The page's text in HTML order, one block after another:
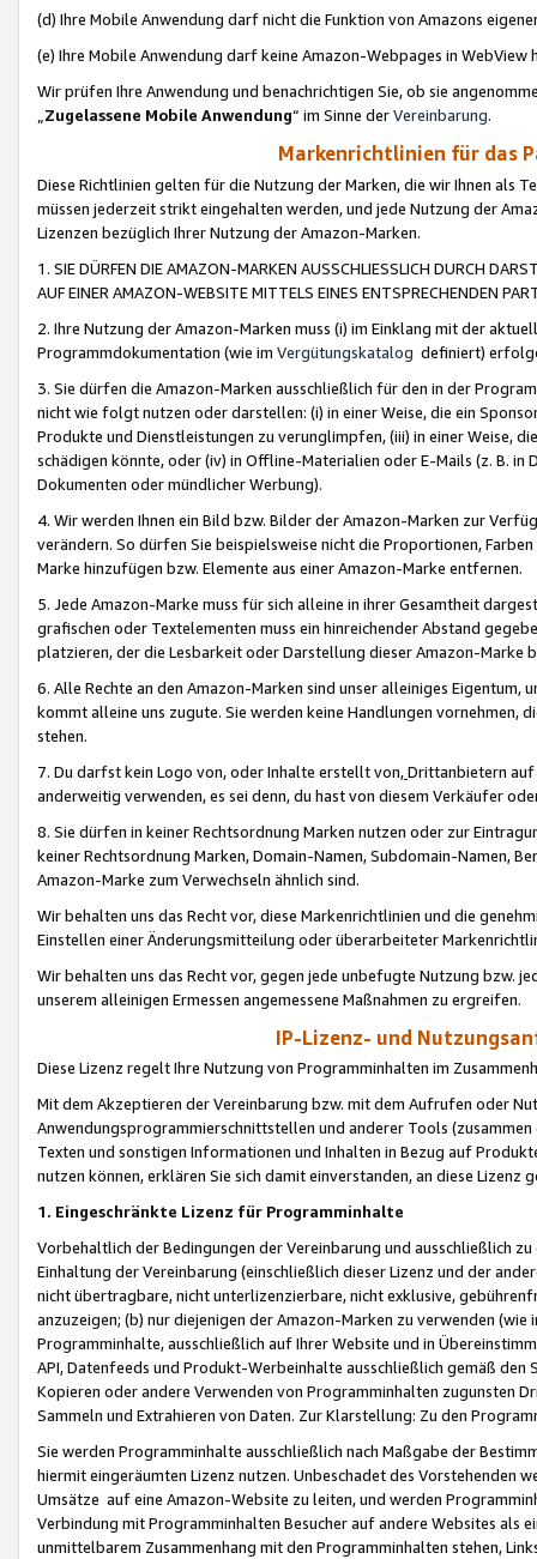
(d) Ihre Mobile Anwendung darf nicht die Funktion von Amazons
(e) Ihre Mobile Anwendung darf keine Amazon-Webpages in WebView
Wir prüfen Ihre Anwendung und benachrichtigen Sie, ob sie
„Zugelassene Mobile Anwendung“ im Sinne derVereinbarung.
Markenrichtlinien für das
Diese Richtlinien gelten für die Nutzung der Marken, die wir Ihnen als
müssen jederzeit strikt eingehalten werden, und jede Nutzung der
Lizenzen bezüglich Ihrer Nutzung der Amazon-Marken.
1. SIE DÜRFEN DIE AMAZON-MARKEN AUSSCHLIESSLICH DURCH
AUF EINER AMAZON-WEBSITE MITTELS EINES ENTSPRECHENDEN
2. Ihre Nutzung der Amazon-Marken muss (i) im Einklang mit der
Programmdokumentation (wie im Vergütungskatalog definiert)
3. Sie dürfen die Amazon-Marken ausschließlich für den in der
nicht wie folgt nutzen oder darstellen: (i) in einer Weise, die ein
Produkte und Dienstleistungen zu verunglimpfen, (iii) in einer Weise,
schädigen könnte, oder (iv) in Offline-Materialien oder E-Mails (z. B. in
Dokumenten oder mündlicher Werbung).
4. Wir werden Ihnen ein Bild bzw. Bilder der Amazon-Marken zur
verändern. So dürfen Sie beispielsweise nicht die Proportionen,
Marke hinzufügen bzw. Elemente aus einer Amazon-Marke entfernen.
5. Jede Amazon-Marke muss für sich alleine in ihrer Gesamtheit
grafischen oder Textelementen muss ein hinreichender Abstand
platzieren, der die Lesbarkeit oder Darstellung dieser Amazon-Marke
6. Alle Rechte an den Amazon-Marken sind unser alleiniges
kommt alleine uns zugute. Sie werden keine Handlungen vornehmen,
stehen.
7. Du darfst kein Logo von, oder Inhalte erstellt von,Drittanbietern auf
anderweitig verwenden, es sei denn, du hast von diesem Verkäufer
8. Sie dürfen in keiner Rechtsordnung Marken nutzen oder zur
keiner Rechtsordnung Marken, Domain-Namen, Subdomain-Namen,
Amazon-Marke zum Verwechseln ähnlich sind.
Wir behalten uns das Recht vor, diese Markenrichtlinien und die
Einstellen einer Änderungsmitteilung oder überarbeiteter
Wir behalten uns das Recht vor, gegen jede unbefugte Nutzung bzw.
unserem alleinigen Ermessen angemessene Maßnahmen zu ergreifen.
IP-Lizenz- und
Diese Lizenz regelt Ihre Nutzung von Programminhalten im
Mit dem Akzeptieren der Vereinbarung bzw. mit dem Aufrufen oder
Anwendungsprogrammierschnittstellen und anderer Tools (zusammen
Texten und sonstigen Informationen und Inhalten in Bezug auf
nutzen können, erklären Sie sich damit einverstanden, an diese Lizenz
1. Eingeschränkte Lizenz für Programminhalte
Vorbehaltlich der Bedingungen der Vereinbarung und ausschließlich
Einhaltung der Vereinbarung (einschließlich dieser Lizenz und der
nicht übertragbare, nicht unterlizenzierbare, nicht exklusive,
anzuzeigen; (b) nur diejenigen der Amazon-Marken zu verwenden
Programminhalte, ausschließlich auf Ihrer Website und in
API, Datenfeeds und Produkt-Werbeinhalte ausschließlich gemäß
Kopieren oder andere Verwenden von Programminhalten zugunsten
Sammeln und Extrahieren von Daten. Zur Klarstellung: Zu den
Sie werden Programminhalte ausschließlich nach Maßgabe der
hiermit eingeräumten Lizenz nutzen. Unbeschadet des Vorstehenden
Umsätze auf eine Amazon-Website zu leiten, und werden
Verbindung mit Programminhalten Besucher auf andere Websites als
unmittelbarem Zusammenhang mit den Programminhalten stehen,